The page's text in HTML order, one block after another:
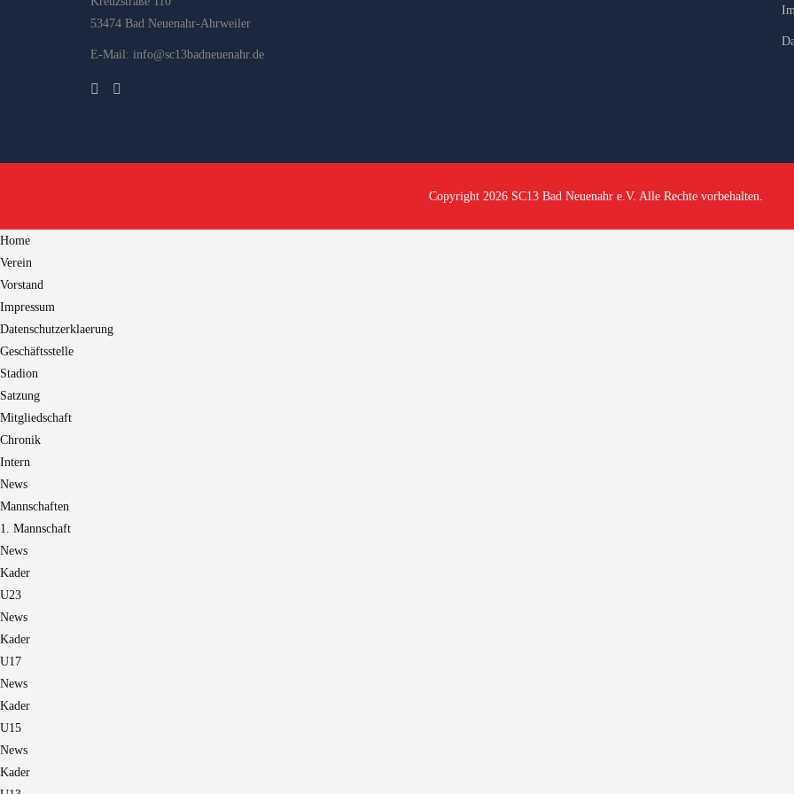
53474 Bad Neuenahr-Ahrweiler
E-Mail: info@sc13badneuenahr.de
Copyright 2026 SC13 Bad Neuenahr e.V. Alle Rechte vorbehalten.
Home
Verein
Vorstand
Impressum
Datenschutzerklaerung
Geschäftsstelle
Stadion
Satzung
Mitgliedschaft
Chronik
Intern
News
Mannschaften
1. Mannschaft
News
Kader
U23
News
Kader
U17
News
Kader
U15
News
Kader